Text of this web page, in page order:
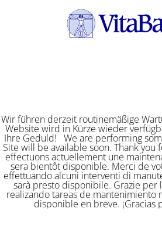
Wir führen derzeit routinemäßige
Website wird in Kürze wieder
Ihre Geduld! We are performing
Site will be available soon. Thank you
effectuons actuellement une
sera bientôt disponible. Merci de
effettuando alcuni interventi di
sarà presto disponibile. Grazie per
realizando tareas de mantenimiento
disponible en breve. ¡Gracias